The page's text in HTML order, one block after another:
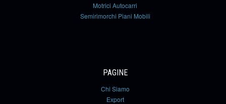
Motrici Autocarri
Semirimorchi Piani Mobili
PAGINE
Chi Siamo
Export